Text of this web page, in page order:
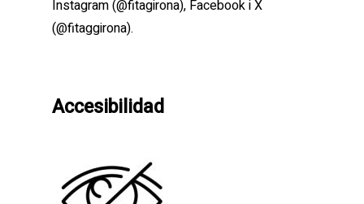
Instagram (@fitagirona), Facebook i X
(@fitaggirona).
Accesibilidad